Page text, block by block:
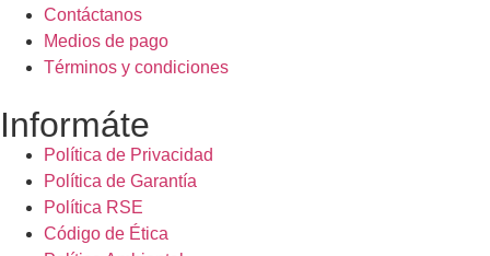
Contáctanos
Medios de pago
Términos y condiciones
Informáte
Política de Privacidad
Política de Garantía
Política RSE
Código de Ética